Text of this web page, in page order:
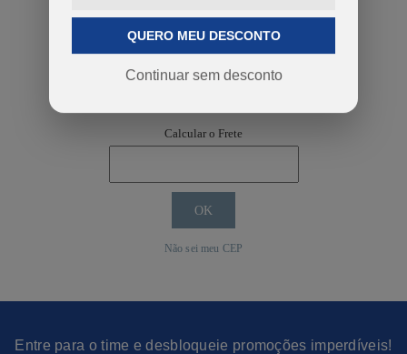
QUERO MEU DESCONTO
Continuar sem desconto
Calcular o Frete
Não sei meu CEP
Entre para o time e desbloqueie promoções imperdíveis!